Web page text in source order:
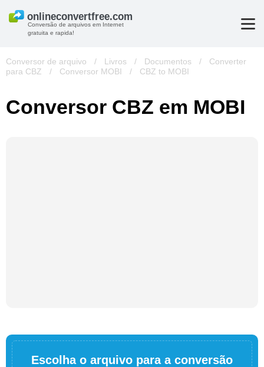
Conversão de arquivos em Internet
gratuita e rapida!
Conversor de arquivo / Livros / Documentos /
Converter
para CBZ
/ Conversor MOBI / CBZ to MOBI
Conversor CBZ em MOBI
Escolha o arquivo para a conversão